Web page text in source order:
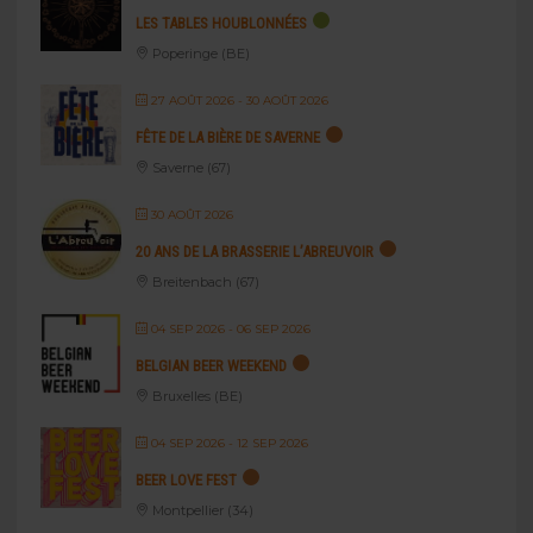
LES TABLES HOUBLONNÉES
Poperinge (BE)
27 AOÛT 2026- 30 AOÛT 2026
FÊTE DE LA BIÈRE DE SAVERNE
Saverne (67)
30 AOÛT 2026
20 ANS DE LA BRASSERIE L’ABREUVOIR
Breitenbach (67)
04 SEP 2026- 06 SEP 2026
BELGIAN BEER WEEKEND
Bruxelles (BE)
04 SEP 2026- 12 SEP 2026
BEER LOVE FEST
Montpellier (34)